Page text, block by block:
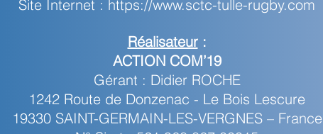
Site Internet : https://www.sctc-tulle-rugby.com
Réalisateur:
ACTION COM’19
Gérant : Didier ROCHE
1242 Route de Donzenac - Le Bois Lescure
19330 SAINT-GERMAIN-LES-VERGNES – France